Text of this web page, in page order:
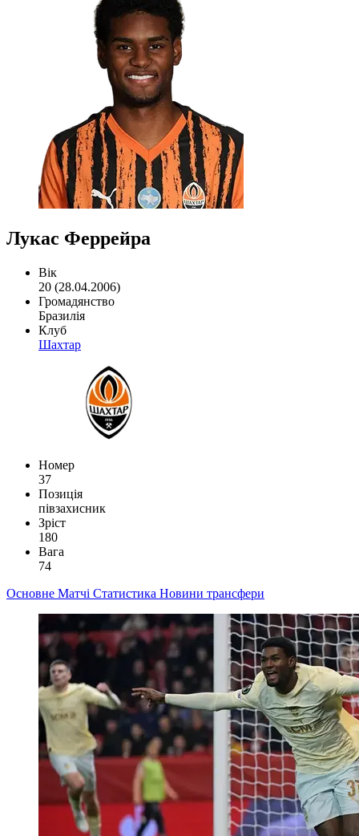
Лукас Феррейра
Вік
20 (28.04.2006)
Громадянство
Бразилія
Клуб
Шахтар
Номер
37
Позиція
півзахисник
Зріст
180
Вага
74
Основне Матчі Статистика Новини трансфери